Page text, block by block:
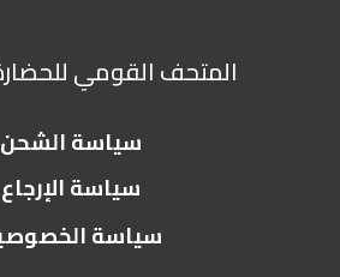
المتحف القومي
سياسة الشحن
سياسة الإرجاع
سياسة